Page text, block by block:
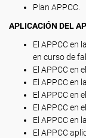
Plan APPCC.
APLICACIÓN DEL
El APPCC en
en curso de
El APPCC en
El APPCC en
El APPCC en
El APPCC en
El APPCC en
El APPCC